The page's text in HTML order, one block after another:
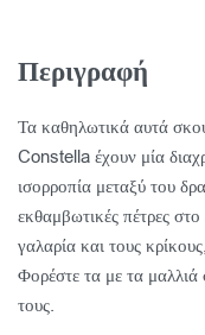
Περιγραφή
Τα καθηλωτικά αυτά
Constella έχουν μία
ισορροπία μεταξύ του
εκθαμβωτικές πέτρες
γαλαρία και τους
Φορέστε τα με τα
τους.